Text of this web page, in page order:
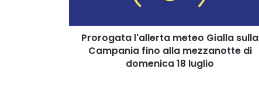
mezzanotte
domenica
Prorogata l'allerta meteo Gialla sulla
Campania fino alla mezzanotte di
domenica 18 luglio